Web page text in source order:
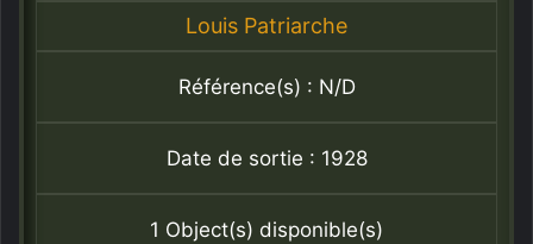
Louis Patriarche
Référence(s) : N/D
Date de sortie : 1928
1 Object(s) disponible(s)